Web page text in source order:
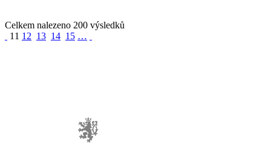
Celkem nalezeno 200 výsledků
11 12 13 14 15 …